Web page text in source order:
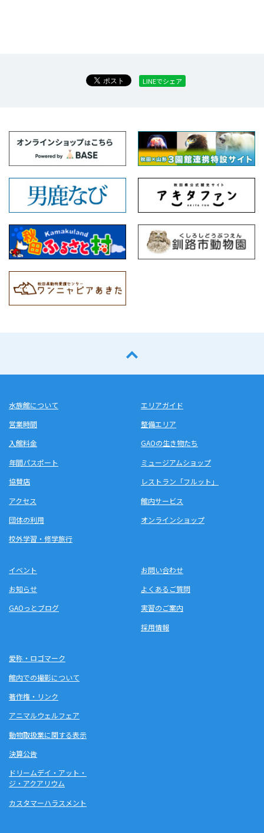
LINEでシェア
水族館について
営業時間
入館料金
年間パスポート
協賛店
アクセス
団体の利用
校外学習・修学旅行
エリアガイド
整備エリア
GAOの生き物たち
ミュージアムショップ
レストラン「フルット」
館内サービス
オンラインショップ
イベント
お知らせ
GAOっとブログ
お問い合わせ
よくあるご質問
実習のご案内
採用情報
愛称・ロゴマーク
館内での撮影について
著作権・リンク
アニマルウェルフェア
動物取扱業に関する表示
決算公告
ドリームデイ・アット・
ジ・アクアリウム
カスタマーハラスメント